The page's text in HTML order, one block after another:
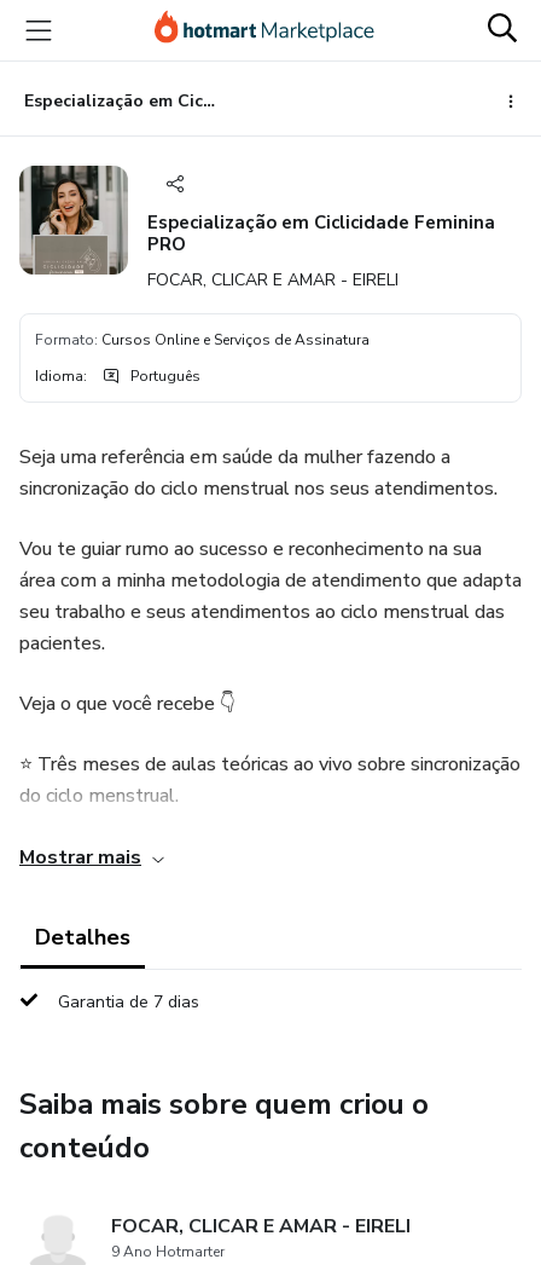
para
conteúdo
principal
para
pagamento
para
rodapé
Especialização em Ciclicidade Feminina PRO
Especialização em Ciclicidade Feminina
PRO
FOCAR, CLICAR E AMAR - EIRELI
Formato: Cursos Online e Serviços de Assinatura
Idioma: Português
Seja uma referência em saúde da mulher fazendo a
sincronização do ciclo menstrual nos seus atendimentos.
Vou te guiar rumo ao sucesso e reconhecimento na sua
área com a minha metodologia de atendimento que adapta
seu trabalho e seus atendimentos ao ciclo menstrual das
pacientes.
Veja o que você recebe 👇
⭐ Três meses de aulas teóricas ao vivo sobre sincronização
do ciclo menstrual.
🔎 Três meses de encontros ao vivo para estudos de caso.
Dezembro/2024.
🔬 Central de Embasamento Científico, com todos os links
⚡ 05 aulas sobre empreendedorismo feminino e marketing
digital (para atrair mais clientes e desenvolver seu
posicionamento dentro e fora da internet).
🌀 Acesso total ao curso Sync & Flow.
Mostrar mais
Detalhes
Garantia de 7 dias
Saiba mais sobre quem criou o
conteúdo
FOCAR, CLICAR E AMAR - EIRELI
9 Ano Hotmarter